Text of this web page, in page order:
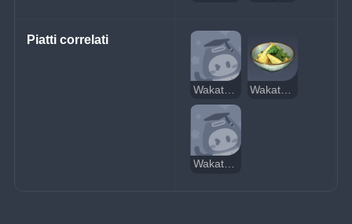
Piatti correlati
Wakatakeni sospetto
Wakatakeni delizioso